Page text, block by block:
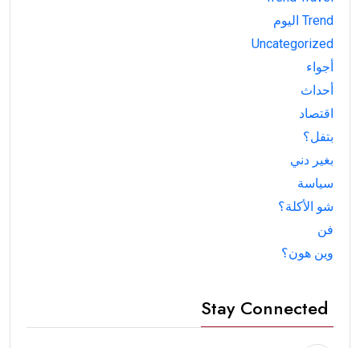
Trend اليوم
Uncategorized
أجواء
أحداث
اقتصاد
بتفل؟
بغير دني
سياسة
شو الأكلة؟
فن
وين هون؟
Stay Connected